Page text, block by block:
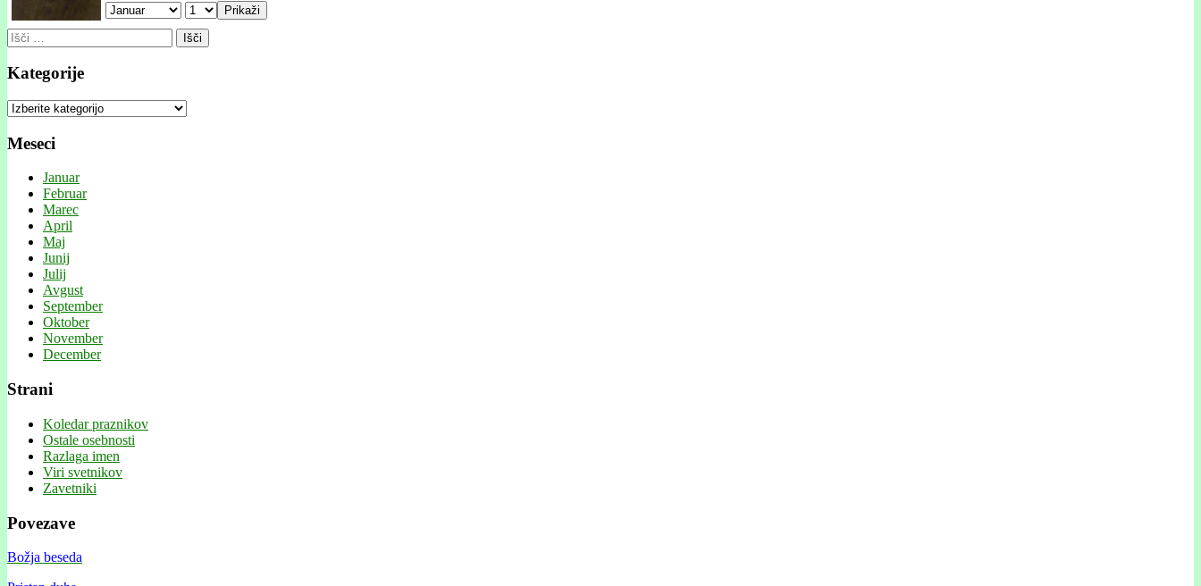
Prikaži
Išči:
Kategorije
Kategorije
Meseci
Januar
Februar
Marec
April
Maj
Junij
Julij
Avgust
September
Oktober
November
December
Strani
Koledar praznikov
Ostale osebnosti
Razlaga imen
Viri svetnikov
Zavetniki
Povezave
Božja beseda